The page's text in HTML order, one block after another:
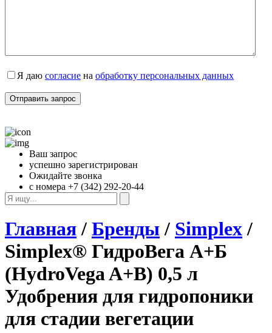
Я даю согласие на обработку персональных данных
Ваш запрос
успешно зарегистрирован
Ожидайте звонка
с номера +7 (342) 292-20-44
Главная/ Бренды/ Simplex/
Simplex® ГидроВега А+Б
(HydroVega A+B) 0,5 л
Удобрения для гидропоники
для стадии вегетации